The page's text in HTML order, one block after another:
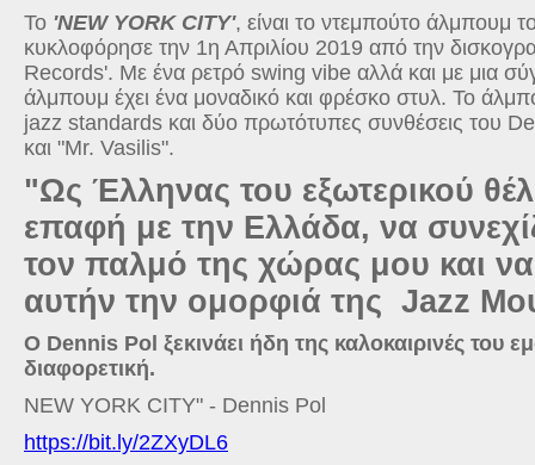
Το 'NEW YORK CITY', είναι το ντεμπούτο άλμπουμ
κυκλοφόρησε την 1η Απριλίου 2019 από την
Records'. Με ένα ρετρό swing vibe αλλά και με μια
άλμπουμ έχει ένα μοναδικό και φρέσκο ​​στυλ. Το
jazz standards και δύο πρωτότυπες συνθέσεις του
και "Mr. Vasilis".
"Ως Έλληνας του εξωτερικού
επαφή με την Ελλάδα, να
τον παλμό της χώρας μου και
αυτήν την ομορφιά της Jazz
Ο Dennis Pol ξεκινάει ήδη της καλοκαιρινές του
διαφορετική.
NEW YORK CITY" - Dennis Pol
https://bit.ly/2ZXyDL6